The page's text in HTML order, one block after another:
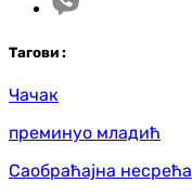
Тагови :
Чачак
преминуо младић
Саобраћајна несрећа